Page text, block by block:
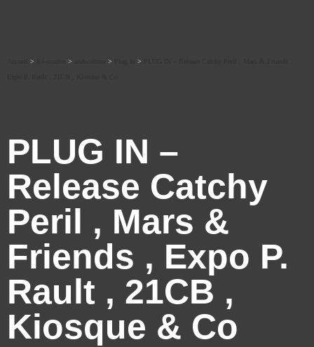
> > > >
PLUG IN –
Release Catchy
Peril , Mars &
Friends , Expo P.
Rault , 21CB ,
Kiosque & Co